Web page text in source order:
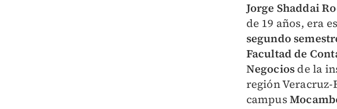
Jorge Shaddai
de 19 años, era
segundo
Facultad de
Negocios de la
región Veracruz-
campus